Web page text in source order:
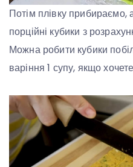
Потім плівку прибираємо,
порційні кубики з
Можна робити кубики
варіння 1 супу, якщо